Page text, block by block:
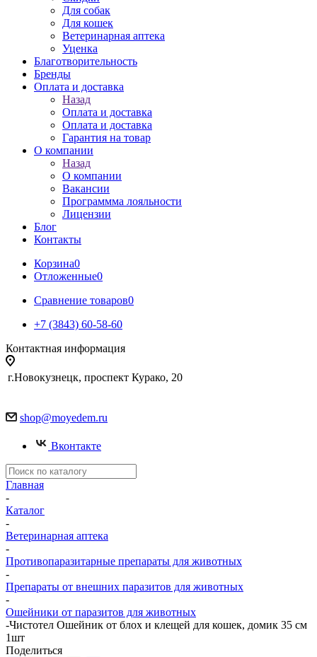
Для собак
Для кошек
Ветеринарная аптека
Уценка
Благотворительность
Бренды
Оплата и доставка
Назад
Оплата и доставка
Оплата и доставка
Гарантия на товар
О компании
Назад
О компании
Вакансии
Программма лояльности
Лицензии
Блог
Контакты
Корзина0
Отложенные0
Сравнение товаров0
+7 (3843) 60-58-60
Контактная информация
г.Новокузнецк, проспект Курако, 20
shop@moyedem.ru
Вконтакте
Главная
-
Каталог
-
Ветеринарная аптека
-
Противопаразитарные препараты для животных
-
Препараты от внешних паразитов для животных
-
Ошейники от паразитов для животных
-Чистотел Ошейник от блох и клещей для кошек, домик 35 см
1шт
Поделиться